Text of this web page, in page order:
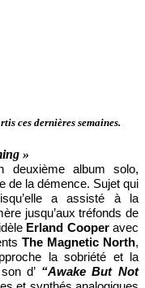
ces dernières semaines.
»
deuxième album solo,
de la démence. Sujet qui
a assisté à la
jusqu’aux tréfonds de
Erland Cooperavec
The Magnetic North,
la sobriété et la
d’ “Awake But Not